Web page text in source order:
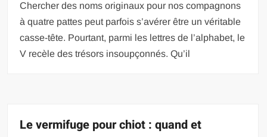
Chercher des noms originaux pour nos compagnons
à quatre pattes peut parfois s’avérer être un véritable
casse-tête. Pourtant, parmi les lettres de l’alphabet, le
V recèle des trésors insoupçonnés. Qu’il
Le vermifuge pour chiot : quand et